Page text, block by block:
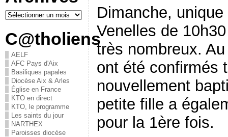
C@tholiens
AELF
AFC Pays d'Aix
Basiliques papales
Diocèse Aix & Arles
Église en France
KTO en direct
KTO, le programme
Les saints du jour
NARTHEX
Paroisses diocèse
Dimanche,
Venelles de
très nombreux.
ont été confirmés
nouvellement
petite fille a
pour la 1ère fois.